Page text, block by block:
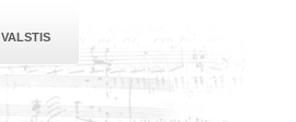
VALSTIS